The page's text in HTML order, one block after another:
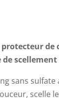
de
scellement
sans
scelle